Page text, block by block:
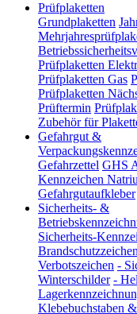
Prüfplaketten
Grundplaketten
Prüfplaketten
Prüfplaketten Gas
Prüfplaketten
Prüftermin
Zubehör für
Gefahrgut &
Gefahrzettel GHS
Kennzeichen
Gefahrgutaufkleber
Sicherheits- &
Sicherheits-
Brandschutzzeichen
Verbotszeichen -
Winterschilder -
Klebebuchstaben